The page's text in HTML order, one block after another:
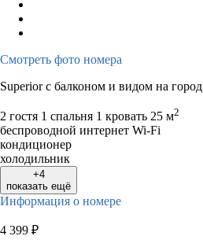
Смотреть фото номера
Superior с балконом и видом на город
2 гостя 1 спальня 1 кровать 25 м2
беспроводной интернет Wi-Fi
кондиционер
холодильник
+4
показать ещё
Информация о номере
4 399 ₽